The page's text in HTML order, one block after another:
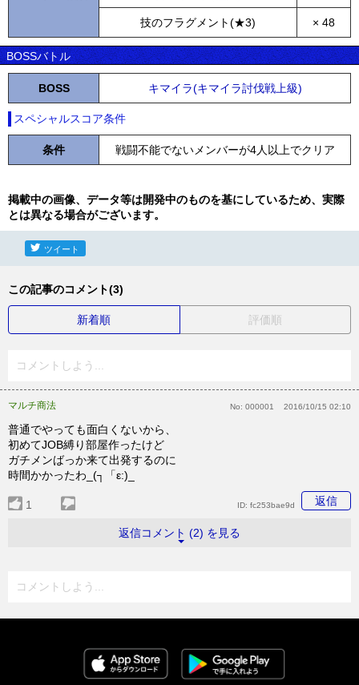
技のフラグメント(★3) × 48
BOSSバトル
BOSS キマイラ(キマイラ討伐戦上級)
スペシャルスコア条件
条件 戦闘不能でないメンバーが4人以上でクリア
掲載中の画像、データ等は開発中のものを基にしているため、実際
とは異なる場合がございます。
ツイート
この記事のコメント(3)
新着順 評価順
コメントしよう...
マルチ商法 No: 000001 2016/10/15 02:10
普通でやっても面白くないから、
初めてJOB縛り部屋作ったけど
ガチメンばっか来て出発するのに
時間かかったわ_(┐「ε:)_
1 返信
ID: fc253bae9d
返信コメント (2) を見る
コメントしよう...